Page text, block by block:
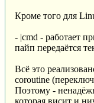
Кроме того для
- |cmd - работает
пайп передаётся
Всё это
coroutine
Поэтому -
которая висит и